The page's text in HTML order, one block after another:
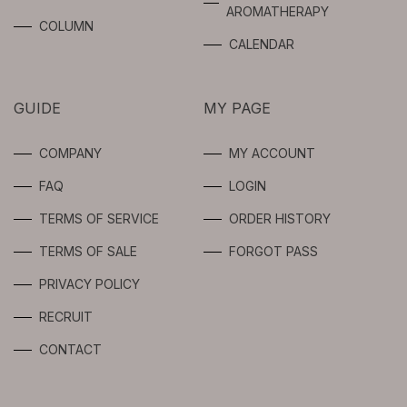
SPOTS CARE
FOR
USERS
COLUMN
AROMATHERAPY
CALENDAR
GUIDE
COMPANY
FAQ
TERMS OF SERVICE
TERMS OF SALE
PRIVACY POLICY
RECRUIT
CONTACT
MY PAGE
MY ACCOUNT
LOGIN
ORDER HISTORY
FORGOT PASS